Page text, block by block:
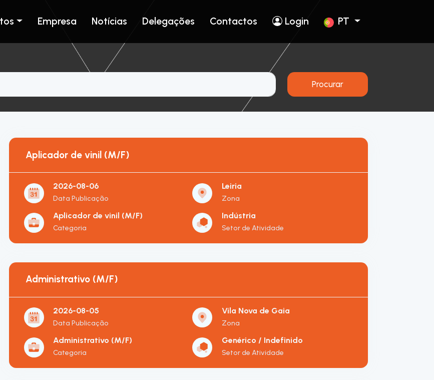
Empresa Notícias Delegações Contactos Login PT
Procurar
Aplicador de vinil (M/F)
2026-08-06
Data Publicação
Leiria
Zona
Aplicador de vinil (M/F)
Categoria
Indústria
Setor de Atividade
Administrativo (M/F)
2026-08-05
Data Publicação
Vila Nova de Gaia
Zona
Administrativo (M/F)
Categoria
Genérico / Indefinido
Setor de Atividade